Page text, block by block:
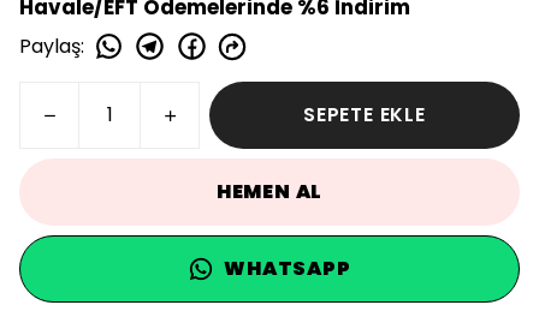
Havale/EFT Ödemelerinde %6 İndirim
Paylaş:
SEPETE EKLE
HEMEN AL
WHATSAPP